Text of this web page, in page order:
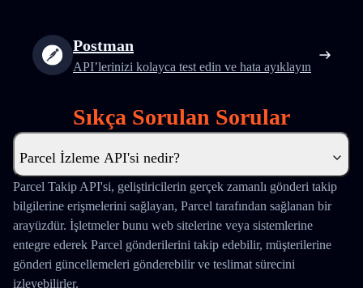
Postman
API’lerinizi kolayca test edin ve hata ayıklayın
Sıkça Sorulan Sorular
Parcel İzleme API'si nedir?
Parcel Takip API'si, geliştiricilerin gerçek zamanlı gönderi takip
bilgilerine erişmelerini sağlayan, Parcel tarafından sağlanan bir
arayüzdür. İşletmeler bunu web sitelerine veya sistemlerine
entegre ederek Parcel gönderilerini takip edebilir, müşterilerine
gönderi güncellemeleri gönderebilir ve teslimat sürecini
izleyebilirler.